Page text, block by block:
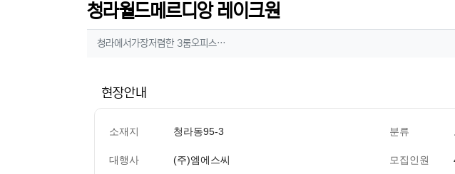
청라월드메르디앙 레이크원
작성자 정보
청라에서가장저렴한 3룸오피스…
현장안내
소재지 청라동95-3 분류
대행사 (주)엠에스씨 모집인원